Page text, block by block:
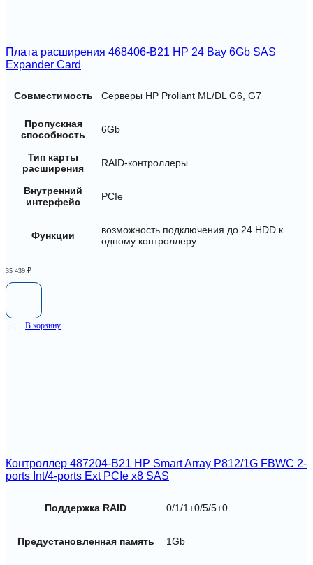
Плата расширения 468406-B21 HP 24 Bay 6Gb SAS
Expander Card
Совместимость Серверы HP Proliant ML/DL G6, G7
Пропускная
способность
6Gb
Тип карты
расширения
RAID-контроллеры
Внутренний
интерфейс
PCIe
Функции
возможность подключения до 24 HDD к
одному контроллеру
35 439 ₽
В корзину
Контроллер 487204-B21 HP Smart Array P812/1G FBWC 2-
ports Int/4-ports Ext PCIe x8 SAS
Поддержка RAID 0/1/1+0/5/5+0
Предустановленная память 1Gb